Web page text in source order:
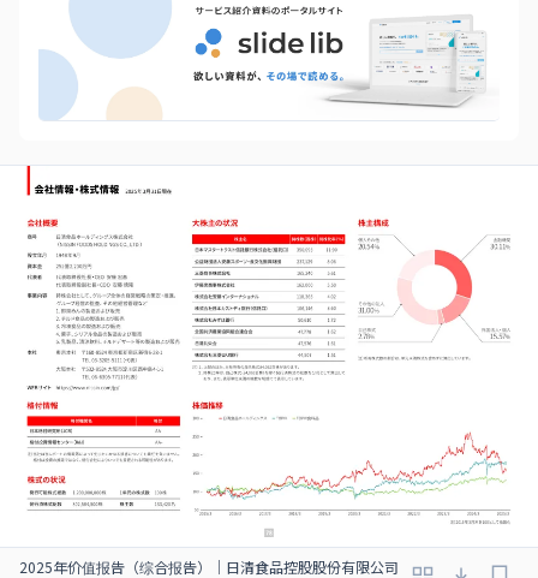
2025年价值报告（综合报告）｜日清食品控股股份有限公司